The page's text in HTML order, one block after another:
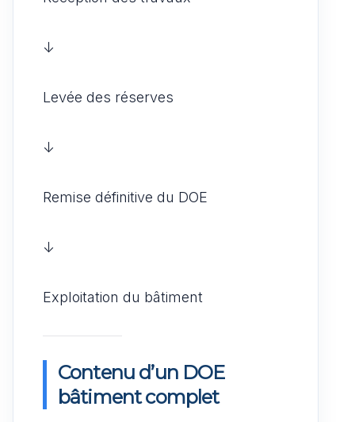
↓
Levée des réserves
↓
Remise définitive du DOE
↓
Exploitation du bâtiment
Contenu d’un DOE
bâtiment complet